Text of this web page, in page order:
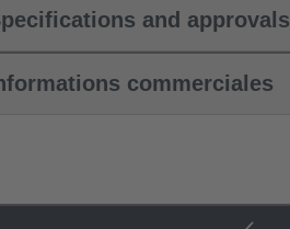
and approvals
commerciales